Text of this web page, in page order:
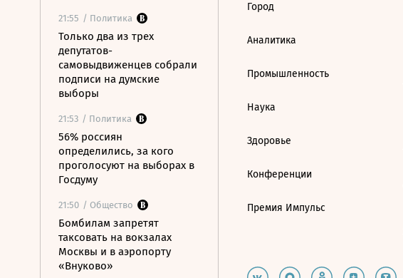
21:55 / Политика
Только два из трех
депутатов-
самовыдвиженцев собрали
подписи на думские
выборы
21:53 / Политика
56% россиян
определились, за кого
проголосуют на выборах в
Госдуму
21:50 / Общество
Бомбилам запретят
таксовать на вокзалах
Москвы и в аэропорту
«Внуково»
Город
Аналитика
Промышленность
Наука
Здоровье
Конференции
Премия Импульс